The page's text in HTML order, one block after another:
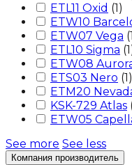
ETL11 Oxid (1)
ETW10
ETW07 Vega (1
ETL10 Sigma (1
ETW08
ETS03 Nero (1)
ETM20
KSK-729 Atlas
ETW05
See more See less
Компания производитель